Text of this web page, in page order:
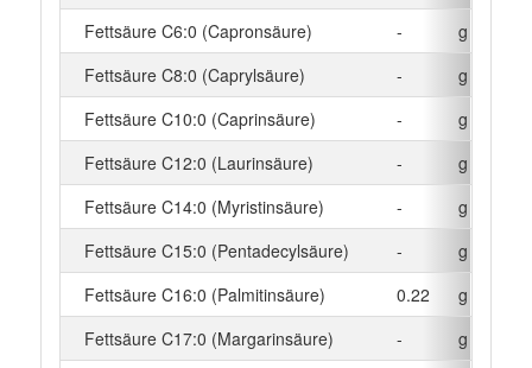
Fettsäure C6:0 (Capronsäure)
-
g
Fettsäure C8:0 (Caprylsäure)
-
g
Fettsäure C10:0 (Caprinsäure)
-
g
Fettsäure C12:0 (Laurinsäure)
-
g
Fettsäure C14:0 (Myristinsäure)
-
g
Fettsäure C15:0 (Pentadecylsäure)
-
g
Fettsäure C16:0 (Palmitinsäure)
0.22
g
Fettsäure C17:0 (Margarinsäure)
-
g